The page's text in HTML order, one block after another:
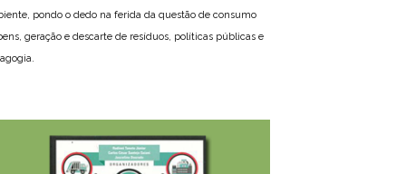
pondo o dedo na ferida da questão de consumo
geração e descarte de resíduos, políticas públicas e